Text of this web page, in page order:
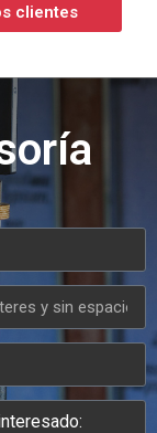
clientes